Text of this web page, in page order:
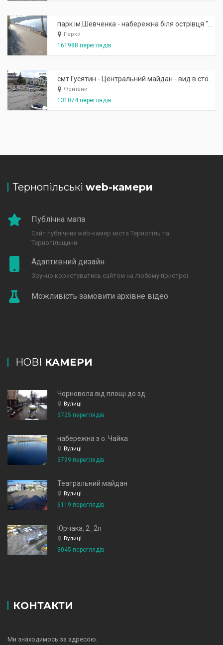
Парки
161988 переглядів
Фонтани
131074 переглядів
Тернопільські web-камери
Публічна мапа
Сайт публічних web-камер міста Тернопіль та
Тернопільщини.
Адаптивний дизайн
Зручно користуватись сайтом на любому пристрої.
Можливість замовити архівне відео
НОВІ КАМЕРИ
Чорновола від площі до зд
Вулиці
3725 переглядів
набережна з о. Чайка
Вулиці
3799 переглядів
Театральний майдан
Вулиці
6119 переглядів
Юрчака, 2_2п
Вулиці
3045 переглядів
КОНТАКТИ
Ми знаходимось за адресою.